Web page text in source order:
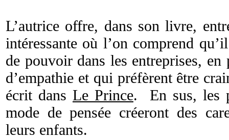
L’autrice offre, dans son livre,
intéressante où l’on comprend
de pouvoir dans les entreprises,
d’empathie et qui préfèrent être
écrit dans Le Prince. En sus, les
mode de pensée créeront des
leurs enfants.